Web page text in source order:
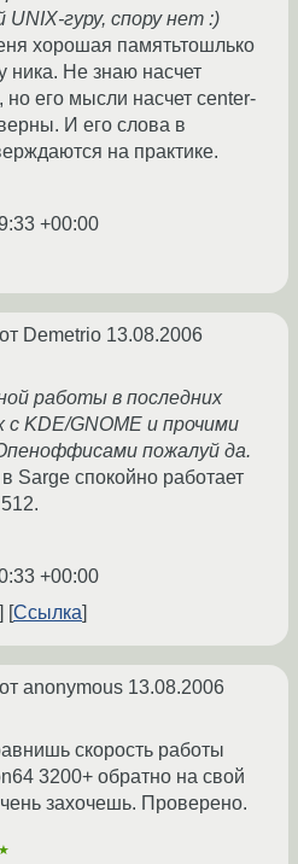
гуру, спору нет :)
хорошая памятьтошлько
ника. Не знаю насчет
но его мысли насчет center-
И его слова в
на практике.
+00:00
от Demetrio 13.08.2006
работы в последних
KDE/GNOME и прочими
пожалуй да.
Sarge спокойно работает
+00:00
Ссылка
от anonymous 13.08.2006
скорость работы
3200+ обратно на свой
захочешь. Проверено.